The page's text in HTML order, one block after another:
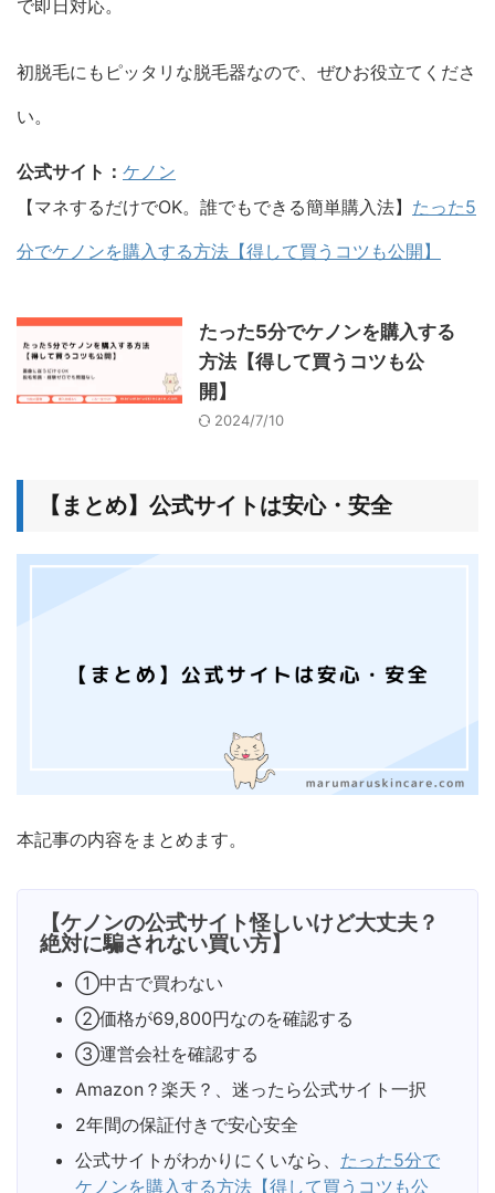
で即日対応。
初脱毛にもピッタリな脱毛器なので、ぜひお役立てくださ
い。
公式サイト： ケノン
【マネするだけでOK。誰でもできる簡単購入法】 たった5
分でケノンを購入する方法【得して買うコツも公開】
たった5分でケノンを購入する
方法【得して買うコツも公
開】
2024/7/10
【まとめ】公式サイトは安心・安全
本記事の内容をまとめます。
【ケノンの公式サイト怪しいけど大丈夫？
絶対に騙されない買い方】
①中古で買わない
②価格が69,800円なのを確認する
③運営会社を確認する
Amazon？楽天？、迷ったら公式サイト一択
2年間の保証付きで安心安全
公式サイトがわかりにくいなら、 たった5分で
ケノンを購入する方法【得して買うコツも公